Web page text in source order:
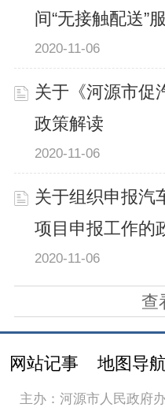
间“无接触配送”
2020-11-06
关于《河源市促
政策解读
2020-11-06
关于组织申报汽
项目申报工作的
2020-11-06
查
网站记事 地图导航
主办：河源市人民政府